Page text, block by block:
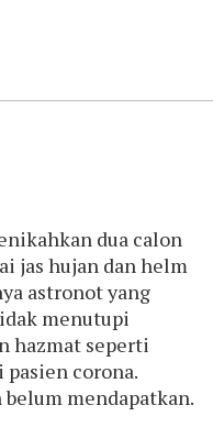
dua calon
jas hujan dan helm
astronot yang
menutupi
hazmat seperti
corona.
mendapatkan.